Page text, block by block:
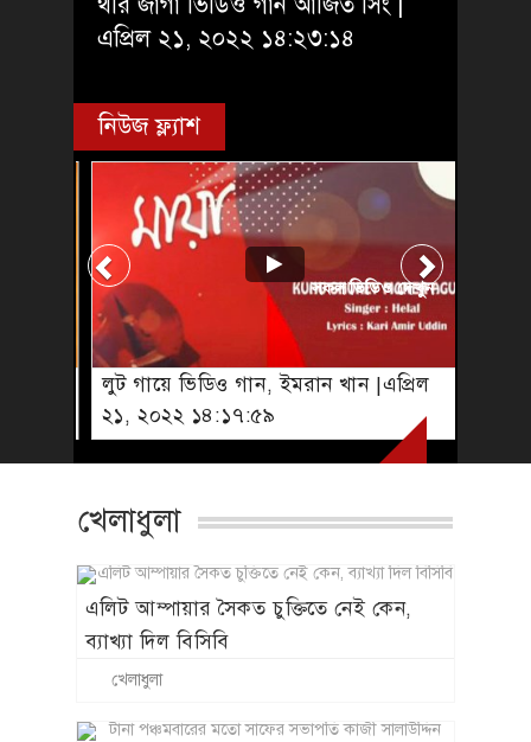
এপ্রিল ২১, ২০২২ ১৪:২৩:১৪
নিউজ ফ্ল্যাশ
লুট গায়ে ভিডিও গান, ইমরান খান |এপ্রিল
২১, ২০২২ ১৪:১৭:৫৯
সকল ভিডিও দেখুন
খেলাধুলা
এলিট আম্পায়ার সৈকত চুক্তিতে নেই কেন,
ব্যাখ্যা দিল বিসিবি
খেলাধুলা